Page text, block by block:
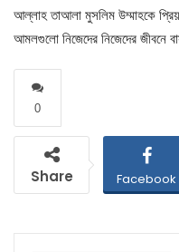
আল্লাহ তাআলা মুসলিম উম্মাহকে
আমলগুলো নিজেদের নিজেদের জীবনে
0
Share Facebook